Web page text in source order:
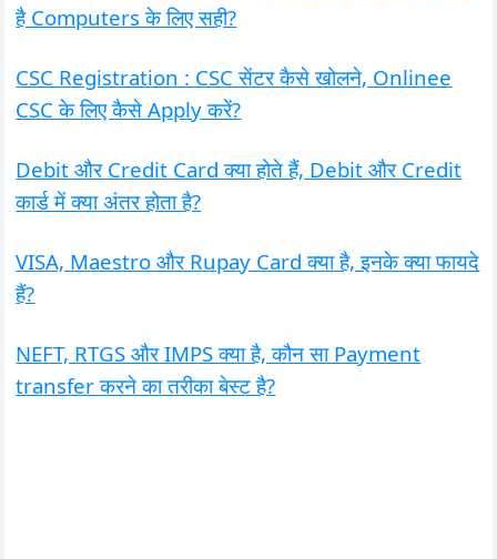
है Computers के लिए सही?
CSC Registration : CSC सेंटर कैसे खोलने, Onlinee
CSC के लिए कैसे Apply करें?
Debit और Credit Card क्या होते हैं, Debit और Credit
कार्ड में क्या अंतर होता है?
VISA, Maestro और Rupay Card क्या है, इनके क्या फायदे
हैं?
NEFT, RTGS और IMPS क्या है, कौन सा Payment
transfer करने का तरीका बेस्ट है?